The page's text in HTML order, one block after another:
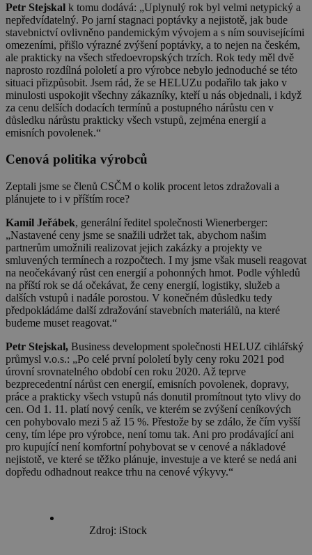
Petr Stejskal k tomu dodává: „Uplynulý rok byl velmi netypický a
nepředvídatelný. Po jarní stagnaci poptávky a nejistotě, jak bude
stavebnictví ovlivněno pandemickým vývojem a s ním souvisejícími
omezeními, přišlo výrazné zvýšení poptávky, a to nejen na českém,
ale prakticky na všech středoevropských trzích. Rok tedy měl dvě
naprosto rozdílná pololetí a pro výrobce nebylo jednoduché se této
situaci přizpůsobit. Jsem rád, že se HELUZu podařilo tak jako v
minulosti uspokojit všechny zákazníky, kteří u nás objednali, i když
za cenu delších dodacích termínů a postupného nárůstu cen v
důsledku nárůstu prakticky všech vstupů, zejména energií a
emisních povolenek.“
Cenová politika výrobců
Zeptali jsme se členů CSČM o kolik procent letos zdražovali a
plánujete to i v příštím roce?
Kamil Jeřábek, generální ředitel společnosti Wienerberger:
„Nastavené ceny jsme se snažili udržet tak, abychom našim
partnerům umožnili realizovat jejich zakázky a projekty ve
smluvených termínech a rozpočtech. I my jsme však museli reagovat
na neočekávaný růst cen energií a pohonných hmot. Podle výhledů
na příští rok se dá očekávat, že ceny energií, logistiky, služeb a
dalších vstupů i nadále porostou. V konečném důsledku tedy
předpokládáme další zdražování stavebních materiálů, na které
budeme muset reagovat.“
Petr Stejskal, Business development společnosti HELUZ cihlářský
průmysl v.o.s.: „Po celé první pololetí byly ceny roku 2021 pod
úrovní srovnatelného období cen roku 2020. Až teprve
bezprecedentní nárůst cen energií, emisních povolenek, dopravy,
práce a prakticky všech vstupů nás donutil promítnout tyto vlivy do
cen. Od 1. 11. platí nový ceník, ve kterém se zvýšení ceníkových
cen pohybovalo mezi 5 až 15 %. Přestože by se zdálo, že čím vyšší
ceny, tím lépe pro výrobce, není tomu tak. Ani pro prodávající ani
pro kupující není komfortní pohybovat se v cenové a nákladové
nejistotě, ve které se těžko plánuje, investuje a ve které se nedá ani
dopředu odhadnout reakce trhu na cenové výkyvy.“
Zdroj: iStock